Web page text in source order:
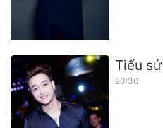
Tiểu
23:30